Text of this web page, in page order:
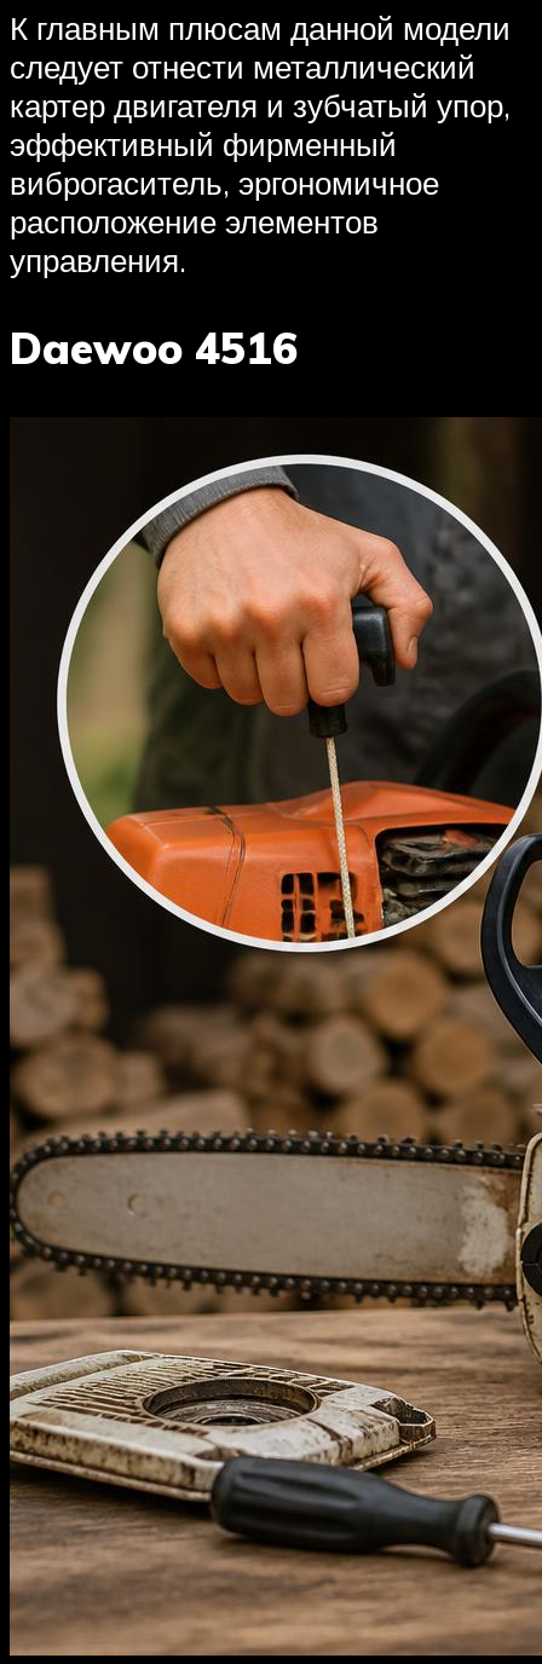
К главным плюсам данной модели
следует отнести металлический
картер двигателя и зубчатый упор,
эффективный фирменный
виброгаситель, эргономичное
расположение элементов
управления.
Daewoo 4516